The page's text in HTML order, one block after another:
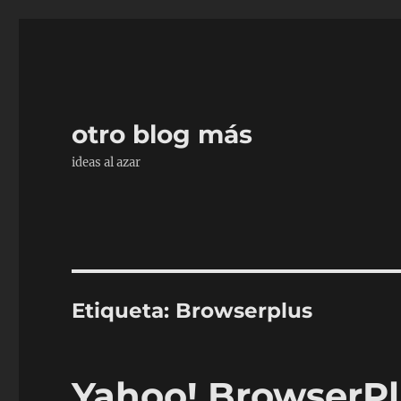
otro blog más
ideas al azar
Etiqueta: Browserplus